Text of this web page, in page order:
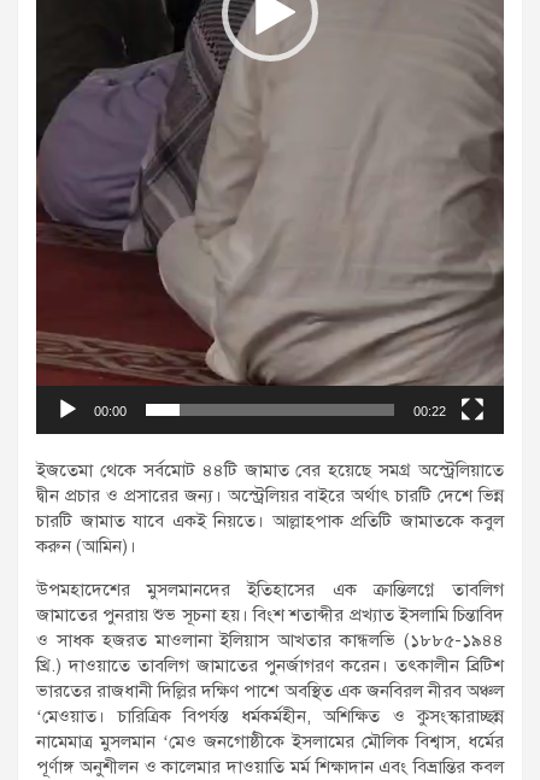
00:00 00:22
ইজতেমা থেকে সর্বমোট ৪৪টি জামাত বের হয়েছে সমগ্র অস্ট্রেলিয়াতে
দ্বীন প্রচার ও প্রসারের জন্য। অস্ট্রেলিয়র বাইরে অর্থাৎ চারটি দেশে ভিন্ন
চারটি জামাত যাবে একই নিয়তে। আল্লাহ্পাক প্রতিটি জামাতকে কবুল
করুন (আমিন)।
উপমহাদেশের মুসলমানদের ইতিহাসের এক ক্রান্তিলগ্নে তাবলিগ
জামাতের পুনরায় শুভ সূচনা হয়। বিংশ শতাব্দীর প্রখ্যাত ইসলামি চিন্তাবিদ
ও সাধক হজরত মাওলানা ইলিয়াস আখতার কান্ধলভি (১৮৮৫-১৯৪৪
খ্রি.) দাওয়াতে তাবলিগ জামাতের পুনর্জাগরণ করেন। তৎকালীন ব্রিটিশ
ভারতের রাজধানী দিল্লির দক্ষিণ পাশে অবস্থিত এক জনবিরল নীরব অঞ্চল
‘মেওয়াত। চারিত্রিক বিপর্যস্ত ধর্মকর্মহীন, অশিক্ষিত ও কুসংস্কারাচ্ছন্ন
নামেমাত্র মুসলমান ‘মেও জনগোষ্ঠীকে ইসলামের মৌলিক বিশ্বাস, ধর্মের
পূর্ণাঙ্গ অনুশীলন ও কালেমার দাওয়াতি মর্ম শিক্ষাদান এবং বিভ্রান্তির কবল